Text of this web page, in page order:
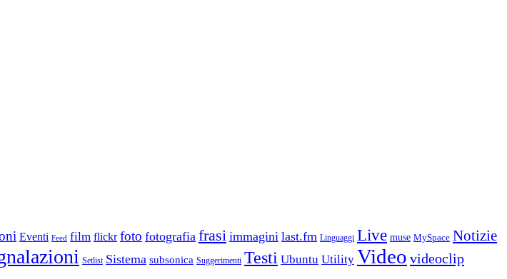
Eventi Feed film flickr foto fotografia frasi immagini last.fm Linguaggi Live muse MySpace Notizie
Setlist Sistema subsonica Suggerimenti Testi Ubuntu Utility Video videoclip